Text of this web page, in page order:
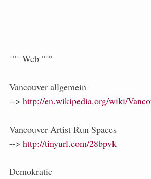
°°° Web °°°
Vancouver allgemein
--> http://en.wikipedia.org/wiki/
Vancouver Artist Run Spaces
--> http://tinyurl.com/28bpvk
Demokratie